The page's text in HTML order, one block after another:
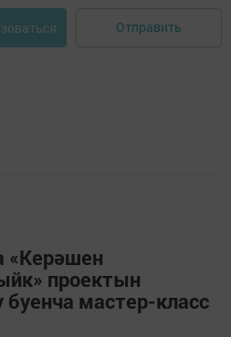
Отправить
«Керәшен
проектын
мастер-класс